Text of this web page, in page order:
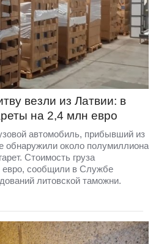
везли из Латвии: в
на 2,4 млн евро
автомобиль, прибывший из
обнаружили около полумиллиона
Стоимость груза
евро, сообщили в Службе
литовской таможни.